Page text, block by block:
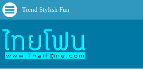
Trend Stylish Fun